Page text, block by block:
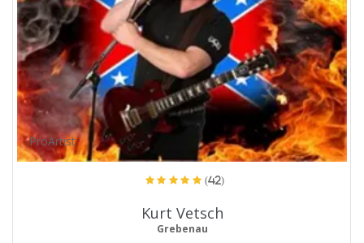
ProArtist
(42)
Kurt Vetsch
Grebenau